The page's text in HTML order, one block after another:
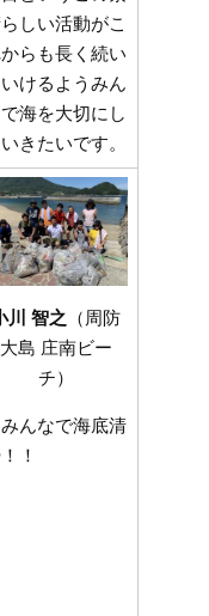
しい活動がこ
らも長く続い
けるようみん
海を大切にし
きたいです。
川 智之 （周防
大島 庄南ビー
チ）
んなで海底清
！